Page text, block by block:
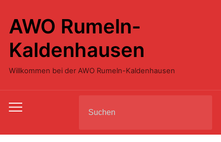
AWO Rumeln-
Kaldenhausen
Willkommen bei der AWO Rumeln-Kaldenhausen
Toggle
menu
for: